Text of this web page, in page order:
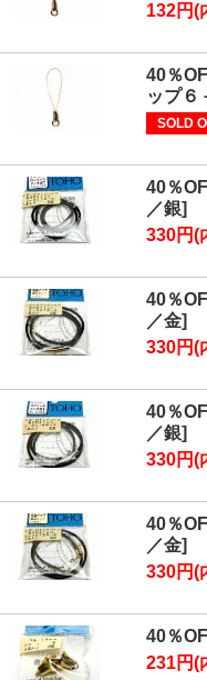
132円(
40％
ップ６
SOLD
40％
／銀]
330円(
40％
／金]
330円(
40％
／銀]
330円(
40％
／金]
330円(
40％
231円(